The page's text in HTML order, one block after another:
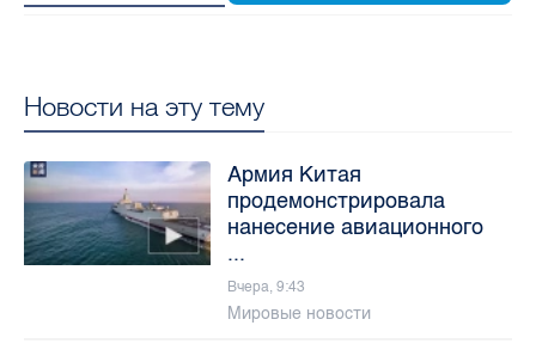
Новости на эту тему
Армия Китая
продемонстрировала
нанесение авиационного
...
Вчера, 9:43
Мировые новости